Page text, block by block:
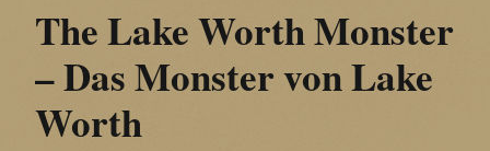
The Lake Worth Monster
– Das Monster von Lake
Worth